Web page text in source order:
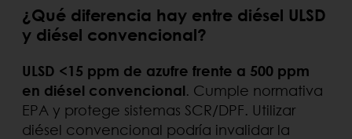
¿Qué diferencia hay entre diésel ULSD
y diésel convencional?
ULSD <15 ppm de azufre frente a 500 ppm
en diésel convencional. Cumple normativa
EPA y protege sistemas SCR/DPF. Utilizar
diésel convencional podría invalidar la